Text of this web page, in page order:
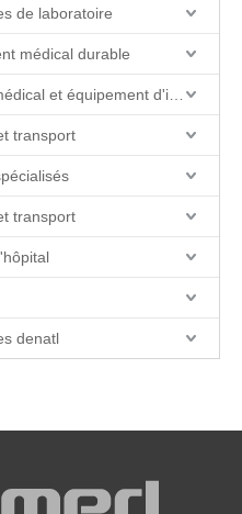
de laboratoire
médical durable
transport
transport
denatl